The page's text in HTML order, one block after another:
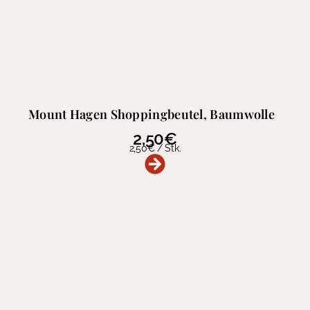
Mount Hagen Shoppingbeutel, Baumwolle
2,50€
2,50€/Stk.